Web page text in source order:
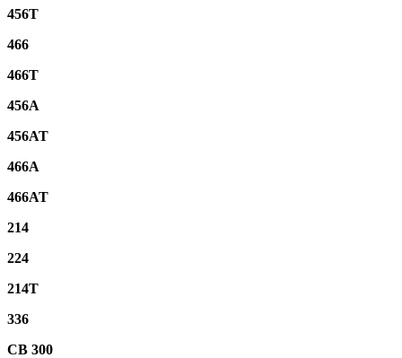
456T
466
466T
456A
456AT
466A
466AT
214
224
214T
336
CB 300